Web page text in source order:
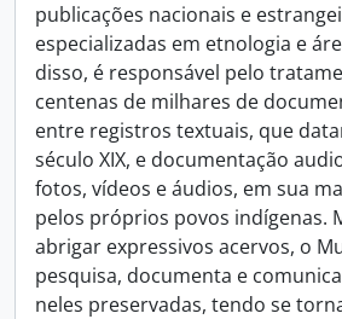
publicações nacionais e
especializadas em etnologia e
disso, é responsável pelo
centenas de milhares de
entre registros textuais, que
século XIX, e documentação
fotos, vídeos e áudios, em sua
pelos próprios povos indígenas.
abrigar expressivos acervos, o
pesquisa, documenta e
neles preservadas, tendo se